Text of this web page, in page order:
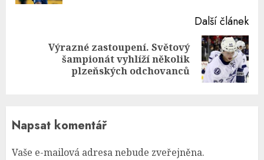
Další článek
Výrazné zastoupení. Světový
šampionát vyhlíží několik
plzeňských odchovanců
Napsat komentář
Vaše e-mailová adresa nebude zveřejněna.